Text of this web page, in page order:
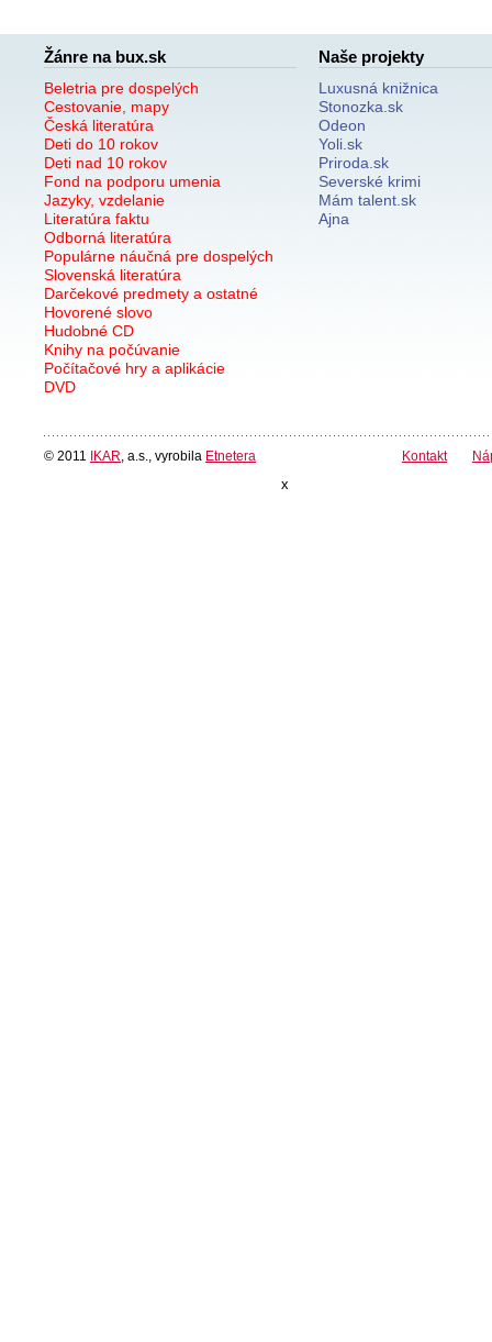
Žánre na bux.sk
Beletria pre dospelých
Cestovanie, mapy
Česká literatúra
Deti do 10 rokov
Deti nad 10 rokov
Fond na podporu umenia
Jazyky, vzdelanie
Literatúra faktu
Odborná literatúra
Populárne náučná pre dospelých
Slovenská literatúra
Darčekové predmety a ostatné
Hovorené slovo
Hudobné CD
Knihy na počúvanie
Počítačové hry a aplikácie
DVD
Naše projekty
Luxusná knižnica
Stonozka.sk
Odeon
Yoli.sk
Priroda.sk
Severské krimi
Mám talent.sk
Ajna
© 2011 IKAR , a.s., vyrobila Etnetera Kontakt
x